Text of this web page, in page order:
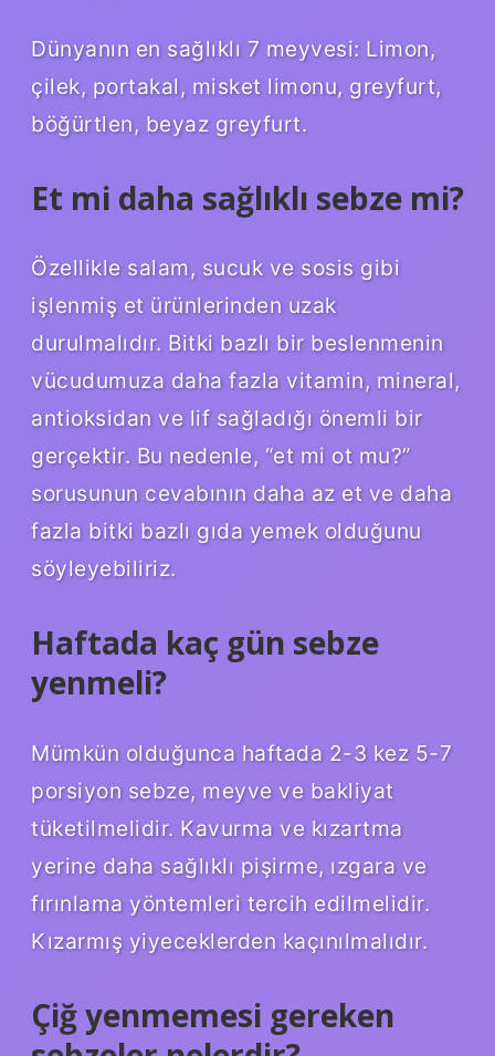
Dünyanın en sağlıklı 7 meyvesi: Limon,
çilek, portakal, misket limonu, greyfurt,
böğürtlen, beyaz greyfurt.
Et mi daha sağlıklı sebze mi?
Özellikle salam, sucuk ve sosis gibi
işlenmiş et ürünlerinden uzak
durulmalıdır. Bitki bazlı bir beslenmenin
vücudumuza daha fazla vitamin, mineral,
antioksidan ve lif sağladığı önemli bir
gerçektir. Bu nedenle, “et mi ot mu?”
sorusunun cevabının daha az et ve daha
fazla bitki bazlı gıda yemek olduğunu
söyleyebiliriz.
Haftada kaç gün sebze
yenmeli?
Mümkün olduğunca haftada 2-3 kez 5-7
porsiyon sebze, meyve ve bakliyat
tüketilmelidir. Kavurma ve kızartma
yerine daha sağlıklı pişirme, ızgara ve
fırınlama yöntemleri tercih edilmelidir.
Kızarmış yiyeceklerden kaçınılmalıdır.
Çiğ yenmemesi gereken